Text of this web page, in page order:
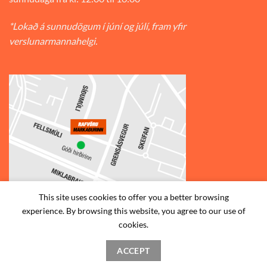
*Lokað á sunnudögum í júní og júlí, fram yfir
verslunarmannahelgi.
Rafvörumarkaðurinn v/Fellsmúla
Reykjavík | S: 585-2888 |
HAFA SAMBAND
This site uses cookies to offer you a better browsing
experience. By browsing this website, you agree to our use of
cookies.
ACCEPT